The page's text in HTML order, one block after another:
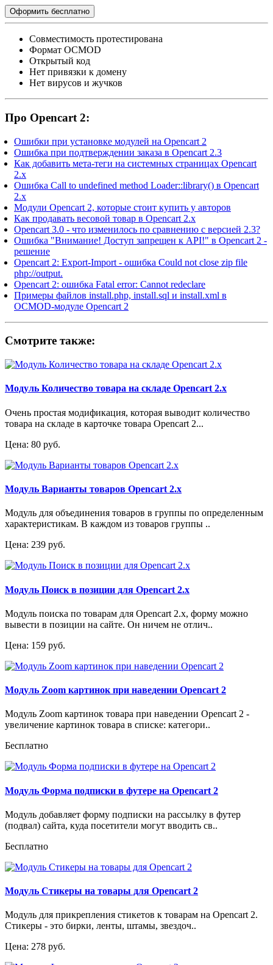
Оформить бесплатно
Cовместимость протестирована
Формат OCMOD
Открытый код
Нет привязки к домену
Нет вирусов и жучков
Про Opencart 2:
Ошибки при установке модулей на Opencart 2
Ошибка при подтверждении заказа в Opencart 2.3
Как добавить мета-теги на системных страницах Opencart
2.x
Ошибка Call to undefined method Loader::library() в Opencart
2.x
Модули Opencart 2, которые стоит купить у авторов
Как продавать весовой товар в Opencart 2.x
Opencart 3.0 - что изменилось по сравнению с версией 2.3?
Ошибка "Внимание! Доступ запрещен к API!" в Opencart 2 -
решение
Opencart 2: Export-Import - ошибка Could not close zip file
php://output.
Opencart 2: ошибка Fatal error: Cannot redeclare
Примеры файлов install.php, install.sql и install.xml в
OCMOD-модуле Opencart 2
Смотрите также:
Модуль Количество товара на складе Opencart 2.x
Очень простая модификация, которая выводит количество
товара на складе в карточке товара Opencart 2...
Цена: 80 руб.
Модуль Варианты товаров Opencart 2.x
Модуль для объединения товаров в группы по определенным
характеристикам. В каждом из товаров группы ..
Цена: 239 руб.
Модуль Поиск в позиции для Opencart 2.x
Модуль поиска по товарам для Opencart 2.x, форму можно
вывести в позиции на сайте. Он ничем не отлич..
Цена: 159 руб.
Модуль Zoom картинок при наведении Opencart 2
Модуль Zoom картинок товара при наведении Opencart 2 -
увеличение картинок товара в списке: категори..
Бесплатно
Модуль Форма подписки в футере на Opencart 2
Модуль добавляет форму подписки на рассылку в футер
(подвал) сайта, куда посетители могут вводить св..
Бесплатно
Модуль Стикеры на товары для Opencart 2
Модуль для прикрепления стикетов к товарам на Opencart 2.
Стикеры - это бирки, ленты, штамы, звездоч..
Цена: 278 руб.